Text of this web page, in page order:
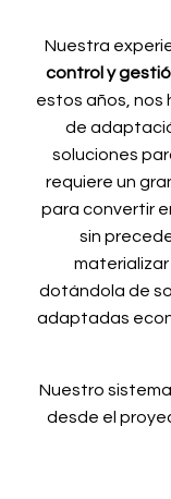
Nuestra
control y
estos años, nos
de
soluciones
requiere un
para convertir
sin
dotándola de
adaptadas
Nuestro
desde el